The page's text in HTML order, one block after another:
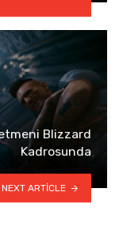
Blizzard
Kadrosunda
NEXT ARTICLE